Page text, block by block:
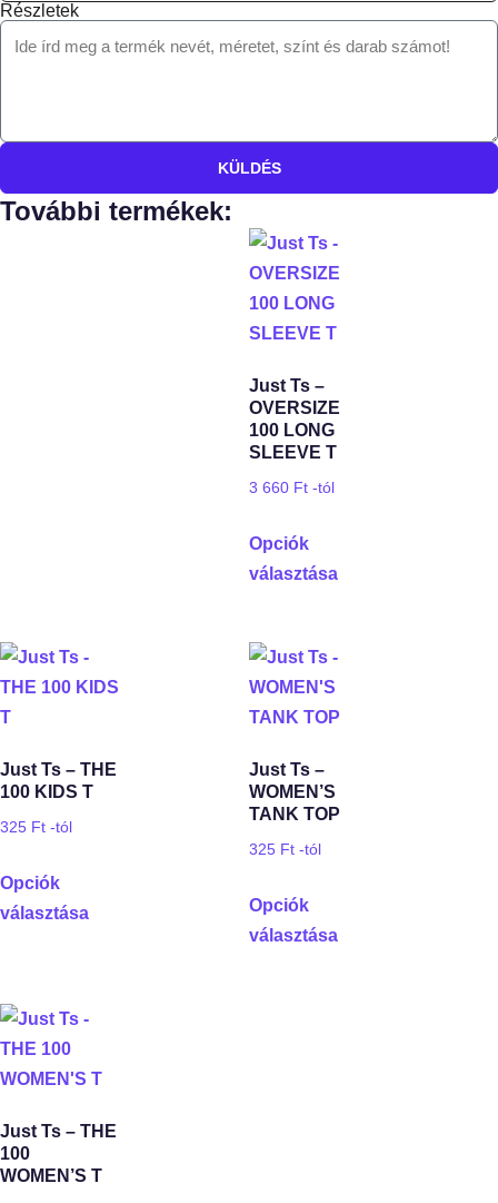
Részletek
KÜLDÉS
További termékek:
Just Ts –
OVERSIZE
100 LONG
SLEEVE T
3 660 Ft -tól
Opciók
választása
Just Ts – THE
100 KIDS T
325 Ft -tól
Opciók
választása
Just Ts –
WOMEN’S
TANK TOP
325 Ft -tól
Opciók
választása
Just Ts – THE
100
WOMEN’S T